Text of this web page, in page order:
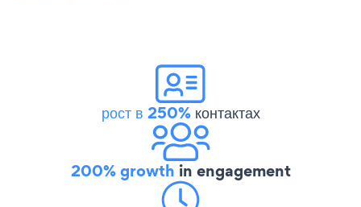
рост в 250%контактах
200% growth in engagement